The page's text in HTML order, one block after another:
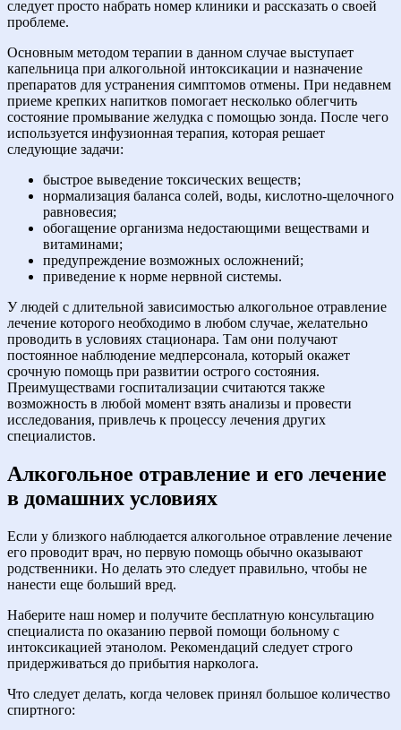
следует просто набрать номер клиники и рассказать о своей
проблеме.
Основным методом терапии в данном случае выступает
капельница при алкогольной интоксикации и назначение
препаратов для устранения симптомов отмены. При недавнем
приеме крепких напитков помогает несколько облегчить
состояние промывание желудка с помощью зонда. После чего
используется инфузионная терапия, которая решает
следующие задачи:
быстрое выведение токсических веществ;
нормализация баланса солей, воды, кислотно-щелочного
равновесия;
обогащение организма недостающими веществами и
витаминами;
предупреждение возможных осложнений;
приведение к норме нервной системы.
У людей с длительной зависимостью алкогольное отравление
лечение которого необходимо в любом случае, желательно
проводить в условиях стационара. Там они получают
постоянное наблюдение медперсонала, который окажет
срочную помощь при развитии острого состояния.
Преимуществами госпитализации считаются также
возможность в любой момент взять анализы и провести
исследования, привлечь к процессу лечения других
специалистов.
Алкогольное отравление и его лечение
в домашних условиях
Если у близкого наблюдается алкогольное отравление лечение
его проводит врач, но первую помощь обычно оказывают
родственники. Но делать это следует правильно, чтобы не
нанести еще больший вред.
Наберите наш номер и получите бесплатную консультацию
специалиста по оказанию первой помощи больному с
интоксикацией этанолом. Рекомендаций следует строго
придерживаться до прибытия нарколога.
Что следует делать, когда человек принял большое количество
спиртного: